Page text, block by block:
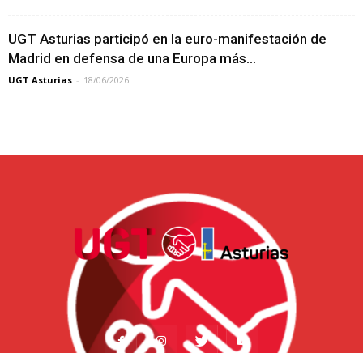
UGT Asturias participó en la euro-manifestación de
Madrid en defensa de una Europa más...
UGT Asturias - 18/06/2026